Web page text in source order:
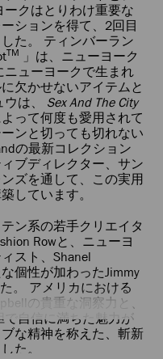
ークはとりわけ重要な
ションを得て、2回目
た。 ティンバーラン
TM
」は、ニューヨーク
ューヨークで生まれ
欠かせないアイテムと
は、 Sex And The City
って何度も愛用されて
ンと切っても切れない
の最新コレクション
ブディレクター、サン
ズを通して、この実用
しています。
ン系の若手クリエイタ
Rowと、ニューヨ
スト、Shanel
個性が加わったJimmy
。 アメリカにおける
の貴重な洞察力と、
で自信に満ちた魅力が
な精神を称えた、斬新
た。